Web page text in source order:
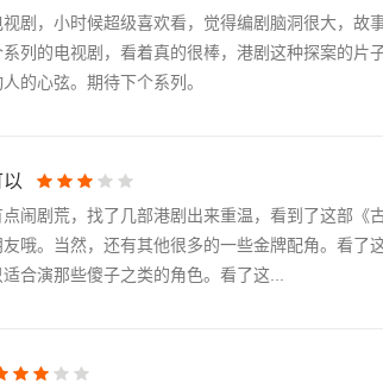
剧，小时候超级喜欢看，觉得编剧脑洞很大，
列的电视剧，看着真的很棒，港剧这种探案的
的心弦。期待下个系列。
闹剧荒，找了几部港剧出来重温，看到了这部
哦。当然，还有其他很多的一些金牌配角。看
合演那些傻子之类的角色。看了这...